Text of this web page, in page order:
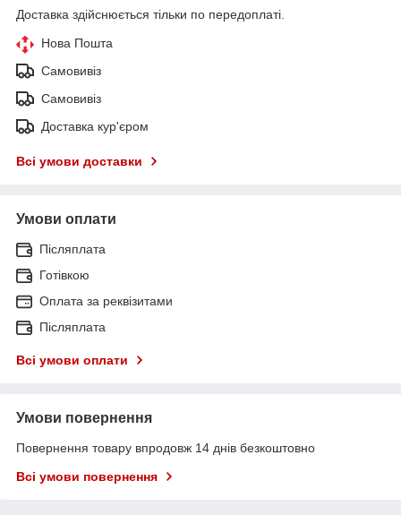
Доставка здійснюється тільки по передоплаті.
Нова Пошта
Самовивіз
Самовивіз
Доставка кур'єром
Всі умови доставки
Умови оплати
Післяплата
Готівкою
Оплата за реквізитами
Післяплата
Всі умови оплати
Умови повернення
Повернення товару впродовж 14 днів безкоштовно
Всі умови повернення